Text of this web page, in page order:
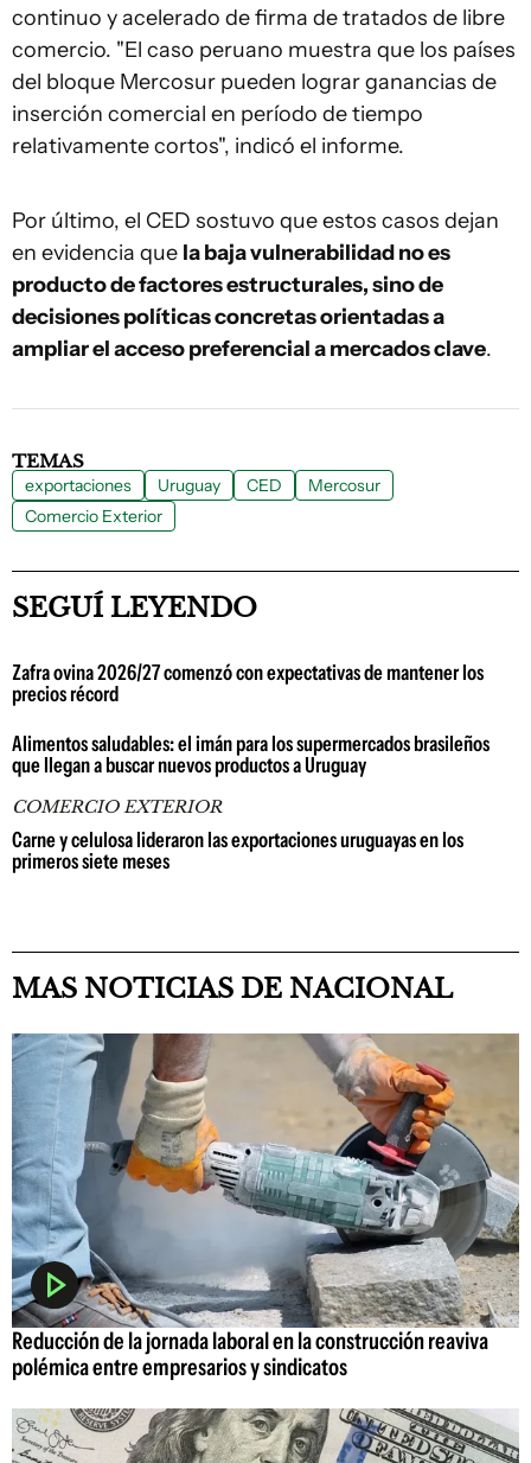
continuo y acelerado de firma de tratados de libre
comercio. "El caso peruano muestra que los países
del bloque Mercosur pueden lograr ganancias de
inserción comercial en período de tiempo
relativamente cortos", indicó el informe.
Por último, el CED sostuvo que estos casos dejan
en evidencia que la baja vulnerabilidad no es
producto de factores estructurales, sino de
decisiones políticas concretas orientadas a
ampliar el acceso preferencial a mercados clave.
TEMAS
exportaciones Uruguay CED
Mercosur
Comercio Exterior
SEGUÍ LEYENDO
Zafra ovina 2026/27 comenzó con expectativas de mantener los
precios récord
Alimentos saludables: el imán para los supermercados brasileños
que llegan a buscar nuevos productos a Uruguay
COMERCIO EXTERIOR
Carne y celulosa lideraron las exportaciones uruguayas en los
primeros siete meses
MAS NOTICIAS DE NACIONAL
Reducción de la jornada laboral en la construcción reaviva
polémica entre empresarios y sindicatos